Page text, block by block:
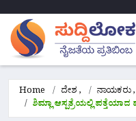
Home ದೇಶ, ನಾಯಕರು,
ಶಿಮ್ಲಾ ಆಸ್ಪತ್ರೆಯಲ್ಲಿ